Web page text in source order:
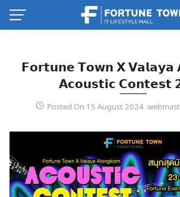
Skip
𝗙𝗼𝗿𝘁𝘂𝗻𝗲 𝗧𝗼𝘄𝗻 𝗫 𝗩𝗮𝗹𝗮𝘆𝗮
𝗔𝗰𝗼𝘂𝘀𝘁𝗶𝗰 𝗖𝗼𝗻𝘁𝗲𝘀𝘁
Posted On 15 August 2024